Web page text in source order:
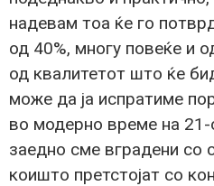
надевам тоа ќе го
од 40%, многу повеќе и
од квалитетот што ќе
може да ја испратиме
во модерно време на
заедно сме вградени со
коишто претстојат со